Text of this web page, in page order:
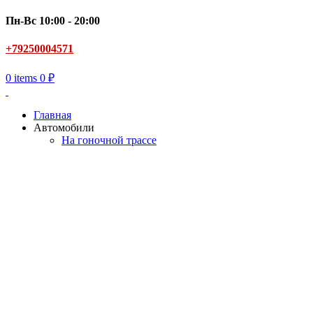
Пн-Вс 10:00 - 20:00
+79250004571
0 items 0 ₽
Главная
Автомобили
На гоночной трассе